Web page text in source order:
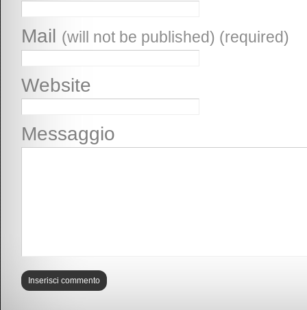
Mail (will not be published) (required)
Website
Messaggio